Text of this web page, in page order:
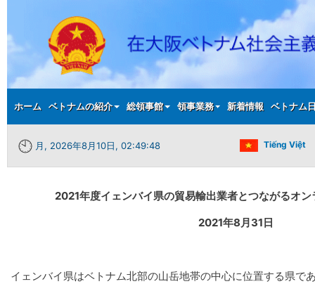
Main menu
ホーム ベトナムの紹介 総領事館 領事業務 新着情報 ベトナム
月, 2026年8月10日, 02:49:49 Tiếng Việt
2021年度イェンバイ県の貿易輸出業者とつながるオン
2021年8月 31 日
イェンバイ県はベトナム北部の山岳地帯の中心に位置する県で